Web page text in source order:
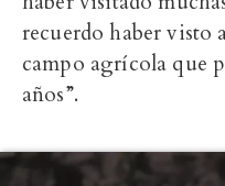
recuerdo haber visto
campo agrícola que
años”.